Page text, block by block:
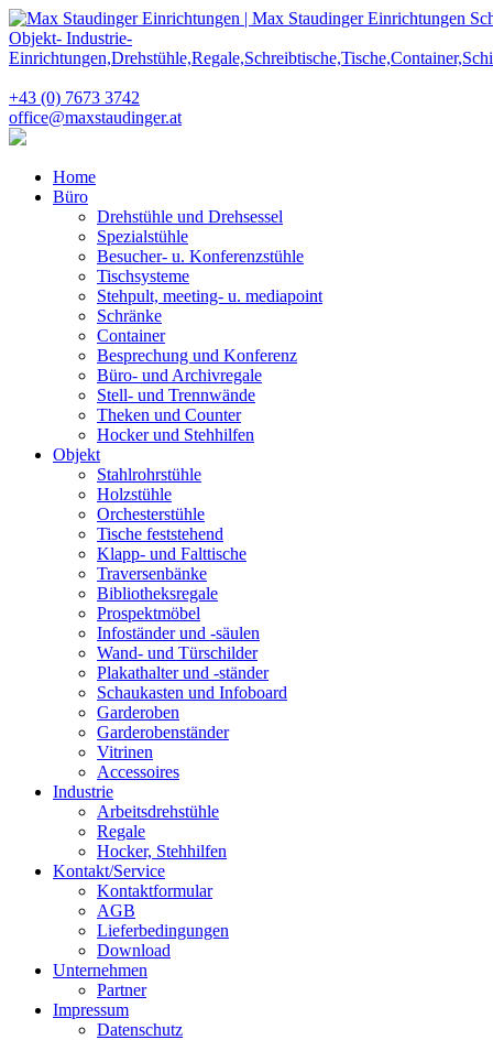
+43 (0) 7673 3742
office@maxstaudinger.at
Home
Büro
Drehstühle und Drehsessel
Spezialstühle
Besucher- u. Konferenzstühle
Tischsysteme
Stehpult, meeting- u. mediapoint
Schränke
Container
Besprechung und Konferenz
Büro- und Archivregale
Stell- und Trennwände
Theken und Counter
Hocker und Stehhilfen
Objekt
Stahlrohrstühle
Holzstühle
Orchesterstühle
Tische feststehend
Klapp- und Falttische
Traversenbänke
Bibliotheksregale
Prospektmöbel
Infoständer und -säulen
Wand- und Türschilder
Plakathalter und -ständer
Schaukasten und Infoboard
Garderoben
Garderobenständer
Vitrinen
Accessoires
Industrie
Arbeitsdrehstühle
Regale
Hocker, Stehhilfen
Kontakt/Service
Kontaktformular
AGB
Lieferbedingungen
Download
Unternehmen
Partner
Impressum
Datenschutz